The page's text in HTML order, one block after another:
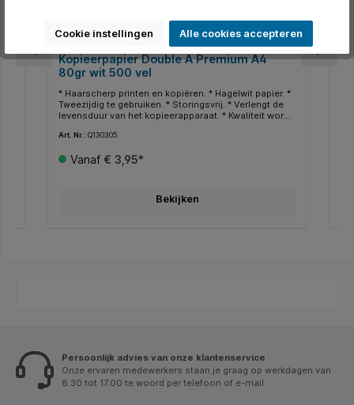
Kopieerpapier Double A Premium A4
80gr wit 500 vel
* Haarscherp printen en kopiëren. * Hagelwit papier. *
Tweezijdig te gebruiken. * Storingsvrij. * Verlengt de
levensduur van het kopieerapparaat. * Kwaliteit wordt
productieproces. * Voldoet aan de
Dit papier heeft een witheid van CIE150.
Art. Nr.: Q130305
Vanaf € 3,95*
Bekijken
Persoonlijk advies van onze klantenservice
Onze ervaren medewerkers staan je graag op werkdagen van
8.30 tot 17.00 te woord per telefoon of e-mail.
Cookie instellingen Alle cookies accepteren